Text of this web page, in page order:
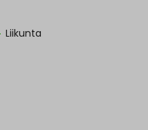
Liikunta